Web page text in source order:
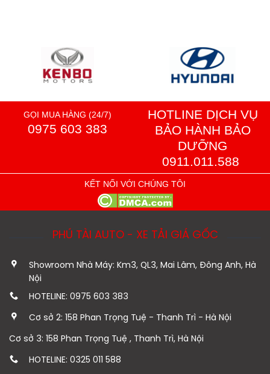
GỌI MUA HÀNG (24/7)
0975 603 383
HOTLINE DỊCH VỤ
BẢO HÀNH BẢO
DƯỠNG
0911.011.588
KẾT NỐI VỚI CHÚNG TÔI
PHÚ TÀI AUTO - XE TẢI GIÁ GỐC
Showroom Nhà Máy: Km3, QL3, Mai Lâm, Đông Anh, Hà
Nội
HOTELINE: 0975 603 383
Cơ sở 2: 158 Phan Trọng Tuệ - Thanh Trì - Hà Nội
Cơ sở 3: 158 Phan Trọng Tuệ , Thanh Trì, Hà Nội
HOTELINE: 0325 011 588